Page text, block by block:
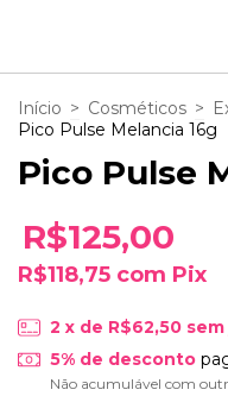
Início > Cosméticos >
Pico Pulse Melancia 16g
Pico Pulse
R$125,00
R$118,75 com Pix
2 x de R$62,50
5% de desconto
Não acumulável com